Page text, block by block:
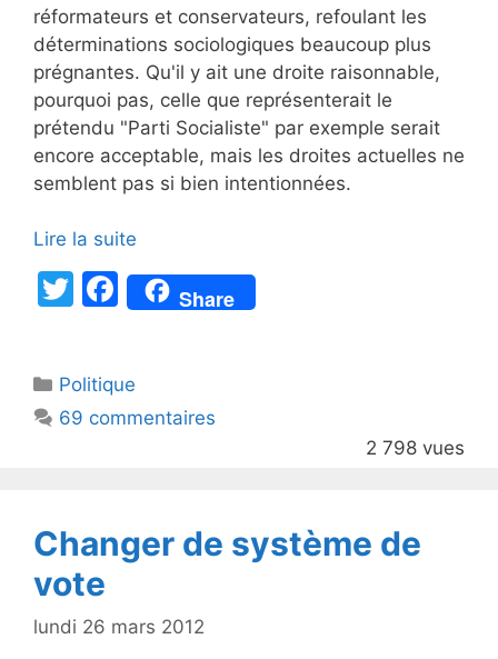
réformateurs et conservateurs, refoulant les
déterminations sociologiques beaucoup plus
prégnantes. Qu'il y ait une droite raisonnable,
pourquoi pas, celle que représenterait le
prétendu "Parti Socialiste" par exemple serait
encore acceptable, mais les droites actuelles ne
semblent pas si bien intentionnées.
Lire la suite
T
er
F
a
e
b
k
Share
Catégories
Politique
69 commentaires
2 798 vues
Changer de système de
vote
lundi 26 mars 2012